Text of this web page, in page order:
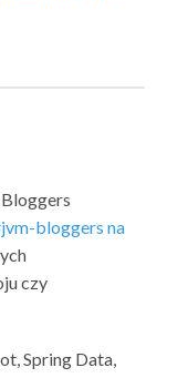
bloggers na
czy
Spring Data,